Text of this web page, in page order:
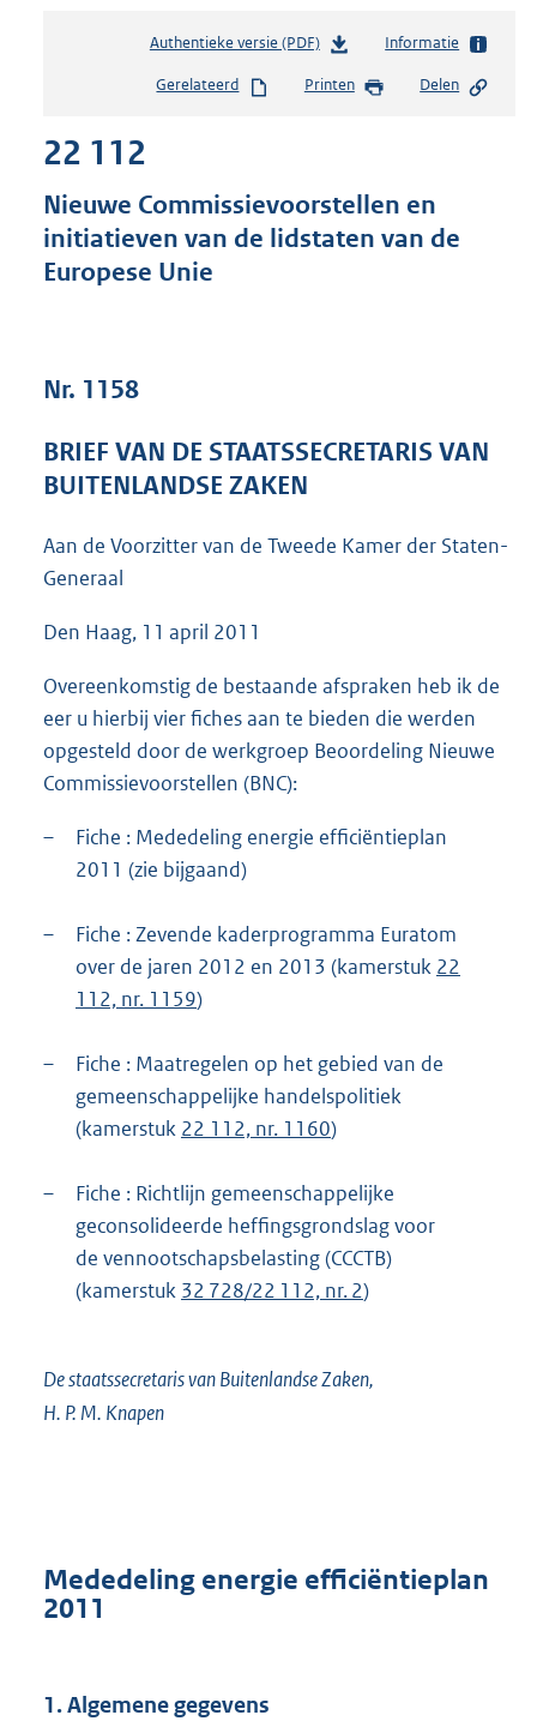
Authentieke versie (PDF)b
s
s
g
6
Informatie
Gerelateerd Printen Delen
22 112
Nieuwe Commissievoorstellen en
initiatieven van de lidstaten van de
Europese Unie
Nr. 1158
BRIEF VAN DE STAATSSECRETARIS VAN
BUITENLANDSE ZAKEN
Aan de Voorzitter van de Tweede Kamer der Staten-
Generaal
Den Haag, 11 april 2011
Overeenkomstig de bestaande afspraken heb ik de
eer u hierbij vier fiches aan te bieden die werden
opgesteld door de werkgroep Beoordeling Nieuwe
Commissievoorstellen (BNC):
–
Fiche : Mededeling energie efficiëntieplan
2011 (zie bijgaand)
–
Fiche : Zevende kaderprogramma Euratom
over de jaren 2012 en 2013 (kamerstuk 22
112, nr. 1159)
–
Fiche : Maatregelen op het gebied van de
gemeenschappelijke handelspolitiek
(kamerstuk 22 112, nr. 1160)
–
Fiche : Richtlijn gemeenschappelijke
geconsolideerde heffingsgrondslag voor
de vennootschapsbelasting (CCCTB)
(kamerstuk 32 728/22 112, nr. 2)
De staatssecretaris van Buitenlandse Zaken,
H. P. M. Knapen
Mededeling energie efficiëntieplan
2011
1. Algemene gegevens